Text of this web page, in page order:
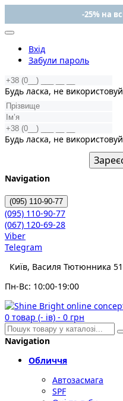
-25% на
Вхід
Забули пароль
Будь ласка, не
Будь ласка, не
Navigation
(095) 110-90-77
(095) 110-90-77
(067) 120-69-28
Viber
Telegram
Київ, Василя Тютюнника
Пн-Вс: 10:00-19:00
0 товар (- ів) - 0 грн
Navigation
Обличчя
Автозасмага
SPF